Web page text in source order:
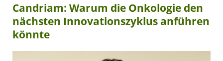
Candriam: Warum die Onkologie den
nächsten Innovationszyklus anführen
könnte